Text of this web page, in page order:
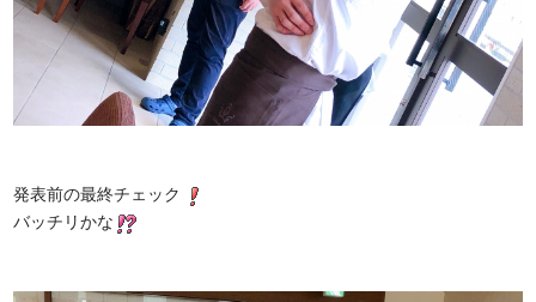
発表前の最終チェック
バッチリかな